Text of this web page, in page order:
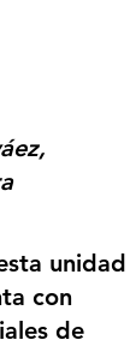
unidad
con
de